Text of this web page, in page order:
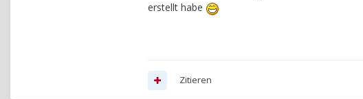
erstellt habe
Zitieren